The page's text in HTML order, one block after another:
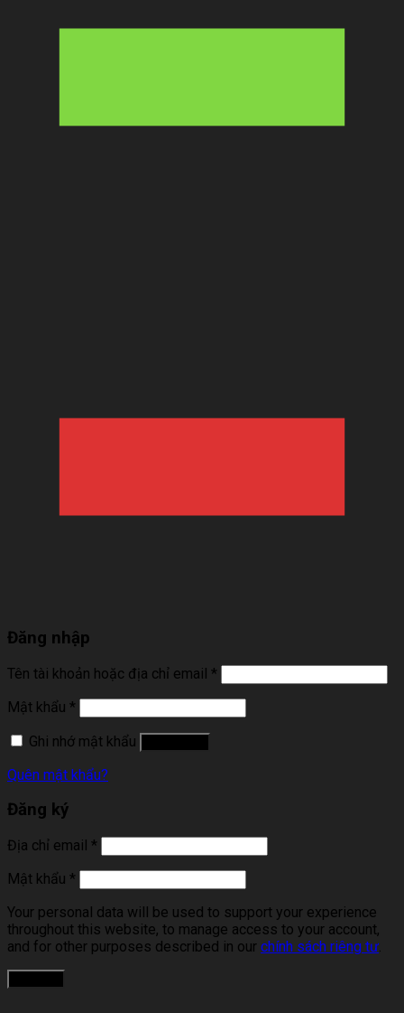
Đăng nhập
Tên tài khoản hoặc địa chỉ email *
Mật khẩu *
Ghi nhớ mật khẩu
Quên mật khẩu?
Đăng ký
Địa chỉ email *
Mật khẩu *
Your personal data will be used to support your experience
throughout this website, to manage access to your account,
and for other purposes described in our chính sách riêng tư.